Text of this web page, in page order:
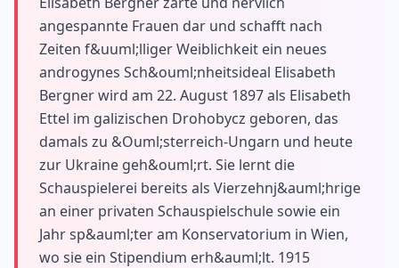
angespannte Frauen dar und schafft nach
Zeiten f&uuml;lliger Weiblichkeit ein neues
androgynes Sch&ouml;nheitsideal Elisabeth
Bergner wird am 22. August 1897 als Elisabeth
Ettel im galizischen Drohobycz geboren, das
damals zu &Ouml;sterreich-Ungarn und heute
zur Ukraine geh&ouml;rt. Sie lernt die
Schauspielerei bereits als Vierzehnj&auml;hrige
an einer privaten Schauspielschule sowie ein
Jahr sp&auml;ter am Konservatorium in Wien,
wo sie ein Stipendium erh&auml;lt. 1915